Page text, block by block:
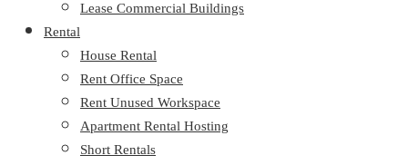
Lease Commercial Buildings
Rental
House Rental
Rent Office Space
Rent Unused Workspace
Apartment Rental Hosting
Short Rentals